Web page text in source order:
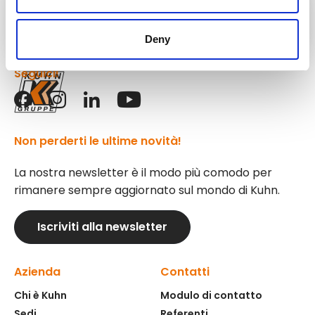
Deny
Attrezzature
Kuhn
Non perderti le ultime novità!
La nostra newsletter è il modo più comodo per
rimanere sempre aggiornato sul mondo di Kuhn.
Iscriviti alla newsletter
Azienda
Chi è Kuhn
Contatti
Modulo di contatto
Seguici!